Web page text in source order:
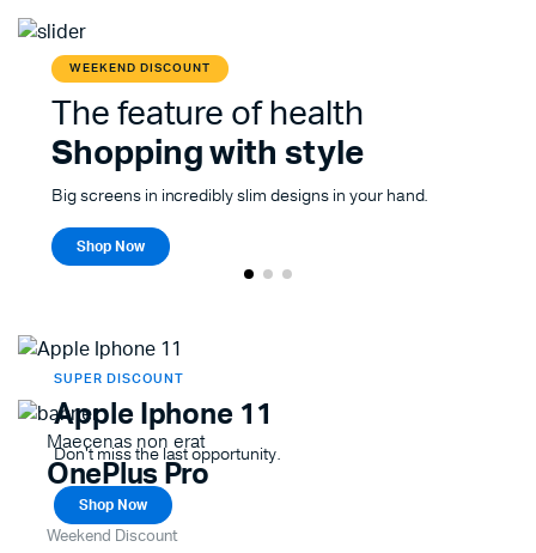
WEEKEND DISCOUNT
The feature of health
Shopping with style
Big screens in incredibly slim designs in your hand.
Shop Now
SUPER DISCOUNT
Apple Iphone 11
Don't miss the last opportunity.
Shop Now
Maecenas non erat
OnePlus Pro
Weekend Discount